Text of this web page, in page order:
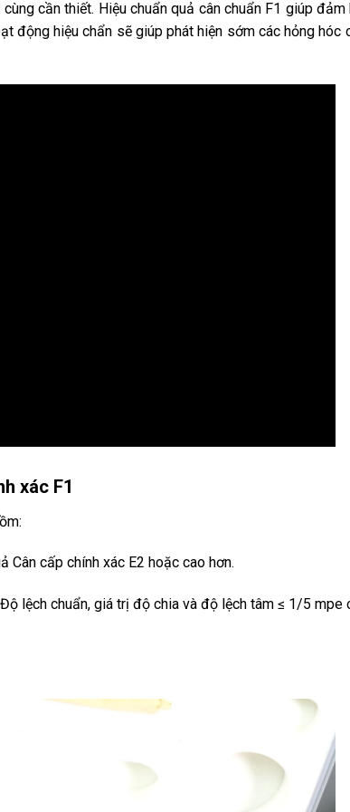
cần thiết. Hiệu chuẩn quả cân chuẩn F1 giúp
động hiệu chẩn sẽ giúp phát hiện sớm các hỏng hóc
xác F1
Cân cấp chính xác E2 hoặc cao hơn.
lệch chuẩn, giá trị độ chia và độ lệch tâm ≤ 1/5 mpe